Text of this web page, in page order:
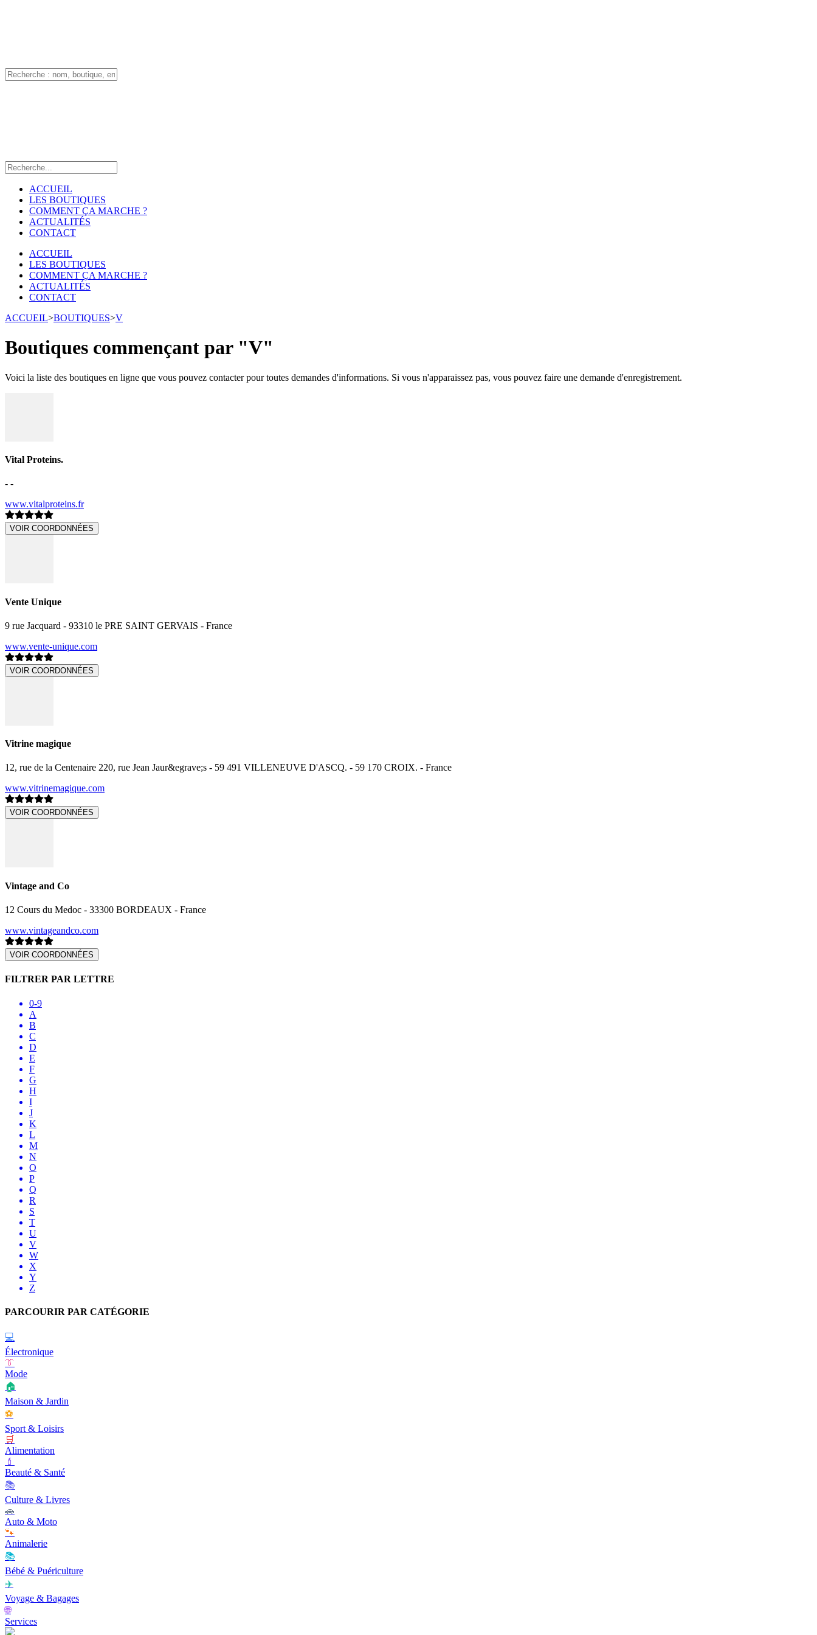
ACCUEIL
LES BOUTIQUES
COMMENT ÇA MARCHE ?
ACTUALITÉS
CONTACT
ACCUEIL
LES BOUTIQUES
COMMENT ÇA MARCHE ?
ACTUALITÉS
CONTACT
ACCUEIL>BOUTIQUES>V
Boutiques commençant par "V"
Voici la liste des boutiques en ligne que vous pouvez contacter pour toutes demandes d'informations. Si vous n'apparaissez pas, vous pouvez faire une demande d'enregistrement.
Vital Proteins.
- -
www.vitalproteins.fr
VOIR COORDONNÉES
Vente Unique
9 rue Jacquard - 93310 le PRE SAINT GERVAIS - France
www.vente-unique.com
VOIR COORDONNÉES
Vitrine magique
12, rue de la Centenaire 220, rue Jean Jaur&egrave;s - 59 491 VILLENEUVE D'ASCQ. - 59 170 CROIX. - France
www.vitrinemagique.com
VOIR COORDONNÉES
Vintage and Co
12 Cours du Medoc - 33300 BORDEAUX - France
www.vintageandco.com
VOIR COORDONNÉES
FILTRER PAR LETTRE
0-9
A
B
C
D
E
F
G
H
I
J
K
L
M
N
O
P
Q
R
S
T
U
V
W
X
Y
Z
PARCOURIR PAR CATÉGORIE
💻
Électronique
👔
Mode
🏠
Maison & Jardin
⚽
Sport & Loisirs
🛒
Alimentation
💄
Beauté & Santé
📚
Culture & Livres
🚗
Auto & Moto
🐾
Animalerie
📚
Bébé & Puériculture
✈️
Voyage & Bagages
🌐
Services